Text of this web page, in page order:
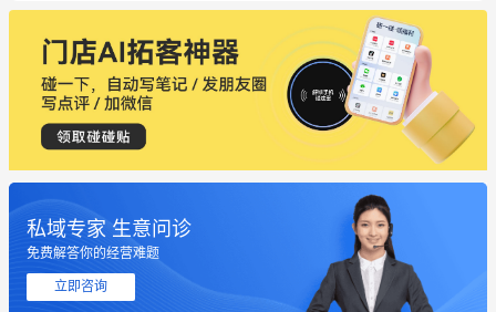
私域专家 生意问诊
免费解答你的经营难题
立即咨询